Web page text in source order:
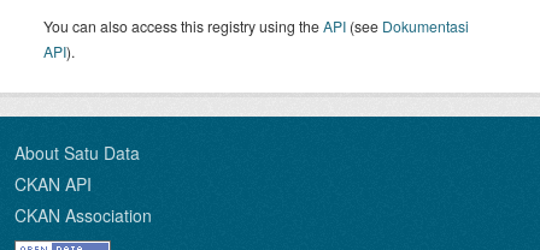
You can also access this registry using theAPI (see Dokumentasi
API).
About Satu Data
CKAN API
CKAN Association